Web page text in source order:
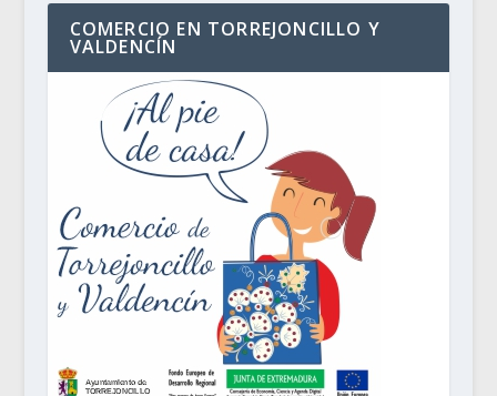
COMERCIO EN TORREJONCILLO Y
VALDENCÍN